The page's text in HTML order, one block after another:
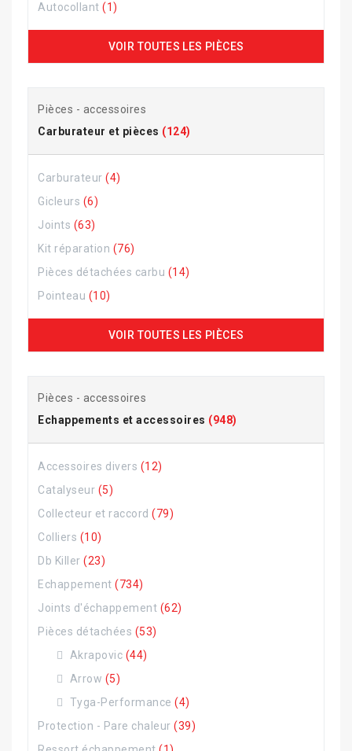
Autocollant (1)
VOIR TOUTES LES PIÈCES
Pièces - accessoires
Carburateur et pièces (124)
Carburateur (4)
Gicleurs (6)
Joints (63)
Kit réparation (76)
Pièces détachées carbu (14)
Pointeau (10)
VOIR TOUTES LES PIÈCES
Pièces - accessoires
Echappements et accessoires (948)
Accessoires divers (12)
Catalyseur (5)
Collecteur et raccord (79)
Colliers (10)
Db Killer (23)
Echappement (734)
Joints d'échappement (62)
Pièces détachées (53)
Akrapovic (44)
Arrow (5)
Tyga-Performance (4)
Protection - Pare chaleur (39)